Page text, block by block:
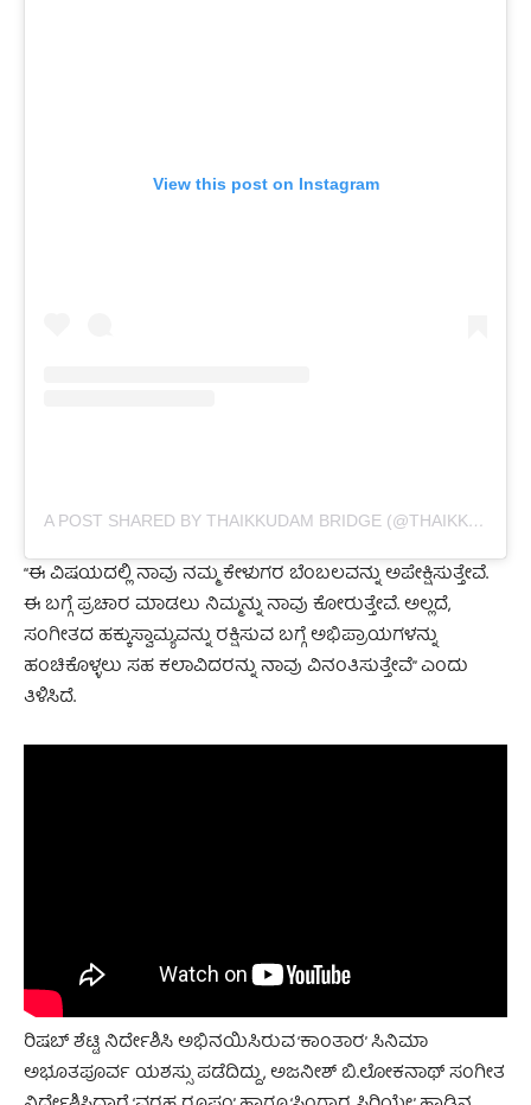
View this post on Instagram
A POST SHARED BY THAIKKUDAM BRIDGE (@THAIKKUDAMBRIDGE)
“ಈ ವಿಷಯದಲ್ಲಿ ನಾವು ನಮ್ಮ ಕೇಳುಗರ ಬೆಂಬಲವನ್ನು ಅಪೇಕ್ಷಿಸುತ್ತೇವೆ.
ಈ ಬಗ್ಗೆ ಪ್ರಚಾರ ಮಾಡಲು ನಿಮ್ಮನ್ನು ನಾವು ಕೋರುತ್ತೇವೆ. ಅಲ್ಲದೆ,
ಸಂಗೀತದ ಹಕ್ಕುಸ್ವಾಮ್ಯವನ್ನು ರಕ್ಷಿಸುವ ಬಗ್ಗೆ ಅಭಿಪ್ರಾಯಗಳನ್ನು
ಹಂಚಿಕೊಳ್ಳಲು ಸಹ ಕಲಾವಿದರನ್ನು ನಾವು ವಿನಂತಿಸುತ್ತೇವೆ” ಎಂದು
ತಿಳಿಸಿದೆ.
ರಿಷಬ್ ಶೆಟ್ಟಿ ನಿರ್ದೇಶಿಸಿ ಅಭಿನಯಿಸಿರುವ ‘ಕಾಂತಾರ’ ಸಿನಿಮಾ
ಅಭೂತಪೂರ್ವ ಯಶಸ್ಸು ಪಡೆದಿದ್ದು, ಅಜನೀಶ್ ಬಿ.ಲೋಕನಾಥ್ ಸಂಗೀತ